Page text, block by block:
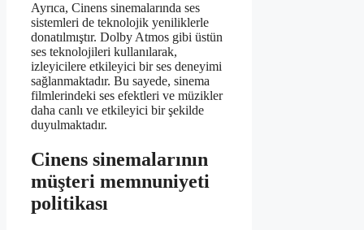
Ayrıca, Cinens sinemalarında ses
sistemleri de teknolojik yeniliklerle
donatılmıştır. Dolby Atmos gibi üstün
ses teknolojileri kullanılarak,
izleyicilere etkileyici bir ses deneyimi
sağlanmaktadır. Bu sayede, sinema
filmlerindeki ses efektleri ve müzikler
daha canlı ve etkileyici bir şekilde
duyulmaktadır.
Cinens sinemalarının
müşteri memnuniyeti
politikası